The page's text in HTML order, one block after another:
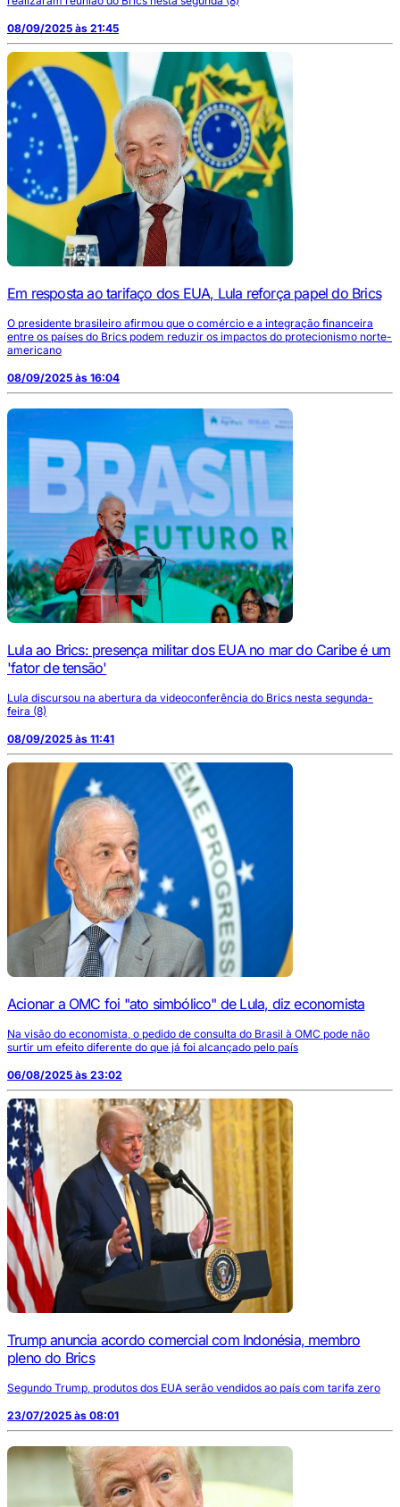
08/09/2025 às 21:45
Em resposta ao tarifaço dos EUA, Lula reforça papel do Brics
O presidente brasileiro afirmou que o comércio e a integração financeira
entre os países do Brics podem reduzir os impactos do protecionismo norte-
americano
08/09/2025 às 16:04
Lula ao Brics: presença militar dos EUA no mar do Caribe é um
'fator de tensão'
Lula discursou na abertura da videoconferência do Brics nesta segunda-
feira (8)
08/09/2025 às 11:41
Acionar a OMC foi "ato simbólico" de Lula, diz economista
Na visão do economista, o pedido de consulta do Brasil à OMC pode não
surtir um efeito diferente do que já foi alcançado pelo país
06/08/2025 às 23:02
Trump anuncia acordo comercial com Indonésia, membro
pleno do Brics
Segundo Trump, produtos dos EUA serão vendidos ao país com tarifa zero
23/07/2025 às 08:01